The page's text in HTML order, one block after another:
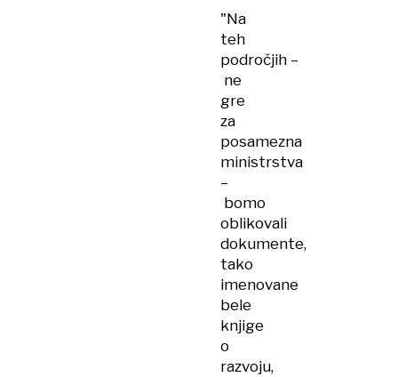
"Na
teh
področjih –
ne
gre
za
posamezna
ministrstva
–
bomo
oblikovali
dokumente,
tako
imenovane
bele
knjige
o
razvoju,